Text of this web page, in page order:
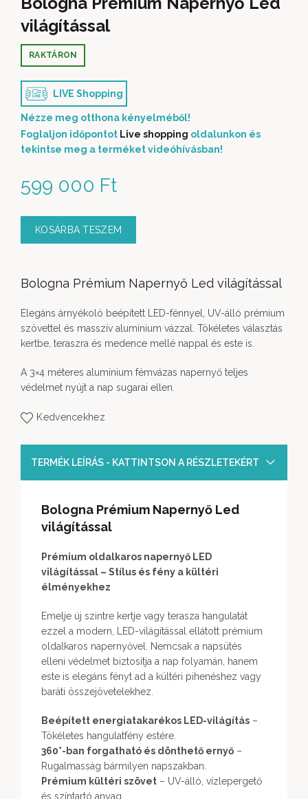
világítással
599 000 Ft
RAKTÁRON
LIVE Shopping
Nézze meg otthona kényelméből!
Foglaljon időpontot Live shopping oldalunkon és
tekintse meg a terméket videóhívásban!
KOSÁRBA TESZEM
Bologna Prémium Napernyő Led világítással
Elegáns árnyékoló beépített LED-fénnyel, UV-álló prémium
szövettel és masszív alumínium vázzal. Tökéletes választás
kertbe, teraszra és medence mellé nappal és este is.
A 3×4 méteres alumínium fémvázas napernyő teljes
védelmet nyújt a nap sugarai ellen.
Kedvencekhez
TERMÉK LEÍRÁS - KATTINTSON A RÉSZLETEKÉRT
Bologna Prémium Napernyő Led
világítással
Prémium oldalkaros napernyő LED
világítással – Stílus és fény a kültéri
élményekhez
Emelje új szintre kertje vagy terasza hangulatát
ezzel a modern, LED-világítással ellátott prémium
oldalkaros napernyővel. Nemcsak a napsütés
elleni védelmet biztosítja a nap folyamán, hanem
este is elegáns fényt ad a kültéri pihenéshez vagy
baráti összejövetelekhez.
Beépített energiatakarékos LED-világítás –
Tökéletes hangulatfény estére.
360°-ban forgatható és dönthető ernyő –
Rugalmasság bármilyen napszakban.
Prémium kültéri szövet – UV-álló, vízlepergető
és színtartó anyag.